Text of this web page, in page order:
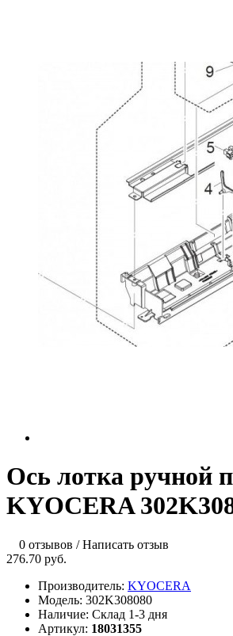
Ось лотка ручной
KYOCERA
0 отзывов /Написать отзыв
276.70 руб.
Производитель: KYOCERA
Модель: 302K308080
Наличие: Склад 1-3 дня
Артикул: 18031355